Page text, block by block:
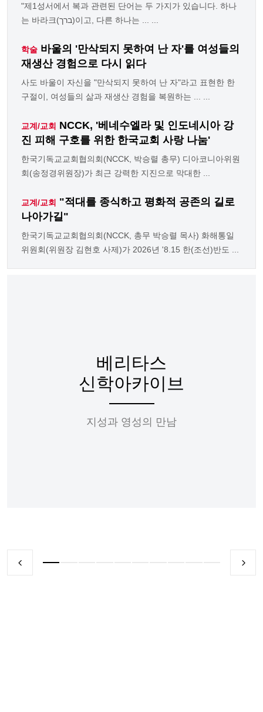
"제1성서에서 복과 관련된 단어는 두 가지가 있습니다. 하나
는 바라크(ברך)이고, 다른 하나는 ... ...
학술 바울의 '만삭되지 못하여 난 자'를 여성들의
재생산 경험으로 다시 읽다
사도 바울이 자신을 "만삭되지 못하여 난 자"라고 표현한 한
구절이, 여성들의 삶과 재생산 경험을 복원하는 ... ...
교계/교회 NCCK, '베네수엘라 및 인도네시아 강
진 피해 구호를 위한 한국교회 사랑 나눔'
한국기독교교회협의회(NCCK, 박승렬 총무) 디아코니아위원
회(송정경위원장)가 최근 강력한 지진으로 막대한 ...
교계/교회 "적대를 종식하고 평화적 공존의 길로
나아가길"
한국기독교교회협의회(NCCK, 총무 박승렬 목사) 화해통일
위원회(위원장 김현호 사제)가 2026년 '8.15 한(조선)반도 ...
베리타스
신학아카이브
지성과 영성의 만남